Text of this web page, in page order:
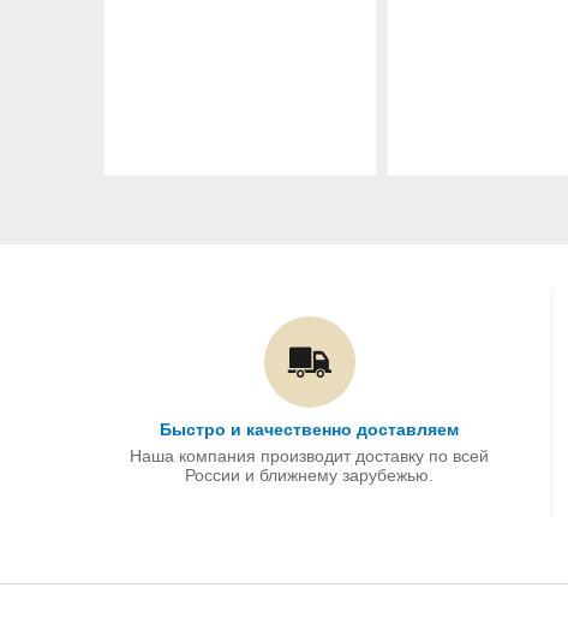
Быстро и качественно доставляем
Наша компания производит доставку по всей
России и ближнему зарубежью.